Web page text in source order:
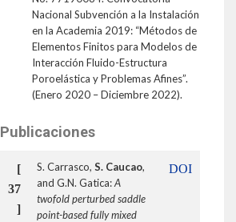
Nacional Subvención a la Instalación
en la Academia 2019: “Métodos de
Elementos Finitos para Modelos de
Interacción Fluido-Estructura
Poroelástica y Problemas Afines”.
(Enero 2020 – Diciembre 2022).
Publicaciones
[
37
]
S. Carrasco, S. Caucao,
and G.N. Gatica:A
twofold perturbed saddle
point-based fully mixed
DOI